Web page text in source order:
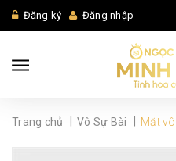
Đăng ký Đăng nhập
Trang chủ Vô Sự Bài Mặt